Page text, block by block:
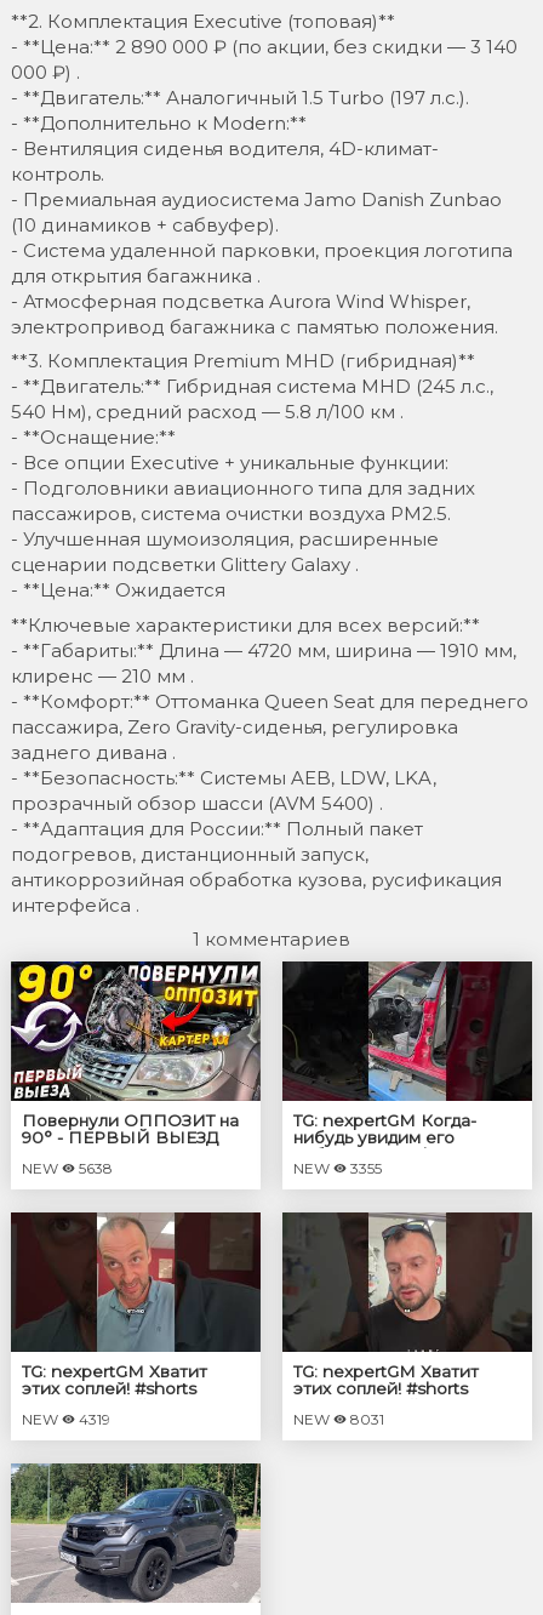
**2. Комплектация Executive (топовая)**
- **Цена:** 2 890 000 ₽ (по акции, без скидки — 3 140
000 ₽) .
- **Двигатель:** Аналогичный 1.5 Turbo (197 л.с.).
- **Дополнительно к Modern:**
- Вентиляция сиденья водителя, 4D-климат-
контроль.
- Премиальная аудиосистема Jamo Danish Zunbao
(10 динамиков + сабвуфер).
- Система удаленной парковки, проекция логотипа
для открытия багажника .
- Атмосферная подсветка Aurora Wind Whisper,
электропривод багажника с памятью положения.
**3. Комплектация Premium MHD (гибридная)**
- **Двигатель:** Гибридная система MHD (245 л.с.,
540 Нм), средний расход — 5.8 л/100 км .
- **Оснащение:**
- Все опции Executive + уникальные функции:
- Подголовники авиационного типа для задних
пассажиров, система очистки воздуха PM2.5.
- Улучшенная шумоизоляция, расширенные
сценарии подсветки Glittery Galaxy .
- **Цена:** Ожидается
**Ключевые характеристики для всех версий:**
- **Габариты:** Длина — 4720 мм, ширина — 1910 мм,
клиренс — 210 мм .
- **Комфорт:** Оттоманка Queen Seat для переднего
пассажира, Zero Gravity-сиденья, регулировка
заднего дивана .
- **Безопасность:** Системы AEB, LDW, LKA,
прозрачный обзор шасси (AVM 5400) .
- **Адаптация для России:** Полный пакет
подогревов, дистанционный запуск,
антикоррозийная обработка кузова, русификация
интерфейса .
1 комментариев
Повернули ОППОЗИТ на
90° - ПЕРВЫЙ ВЫЕЗД
NEW 5638
TG: nexpertGM Когда-
нибудь увидим его
собранным? #shorts
#независимыйэксперт
#георгиймедведев #авто
NEW 3355
TG: nexpertGM Хватит
этих соплей! #shorts
#георгиймедведев
NEW 4319
TG: nexpertGM Хватит
этих соплей! #shorts
#георгиймедведев #авто
NEW 8031